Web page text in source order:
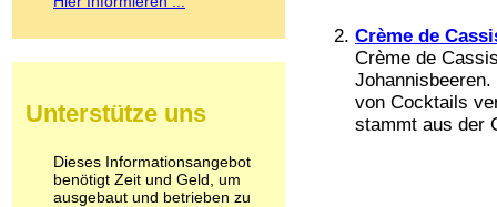
Crème de
Crème de
von Cocktails
stammt aus der
Methadon
Pilze
Psychopharmaka
Schlafmittel
Schmerzmittel
Unterstütze uns
Dieses Informationsangebot
benötigt Zeit und Geld, um
ausgebaut und betrieben zu